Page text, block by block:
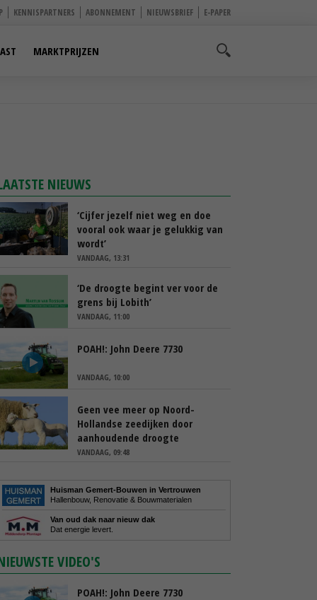
KENNISPARTNERS ABONNEMENT NIEUWSBRIEF E-PAPER
MARKTPRIJZEN
NIEUWS
‘Cijfer jezelf niet weg en doe
vooral ook waar je gelukkig van
wordt’
VANDAAG, 13:31
‘De droogte begint ver voor de
grens bij Lobith’
VANDAAG, 11:00
POAH!: John Deere 7730
VANDAAG, 10:00
Geen vee meer op Noord-
Hollandse zeedijken door
aanhoudende droogte
VANDAAG, 09:48
Huisman Gemert-Bouwen in Vertrouwen
Hallenbouw, Renovatie & Bouwmaterialen
Van oud dak naar nieuw dak
Dat energie levert.
VIDEO'S
POAH!: John Deere 7730